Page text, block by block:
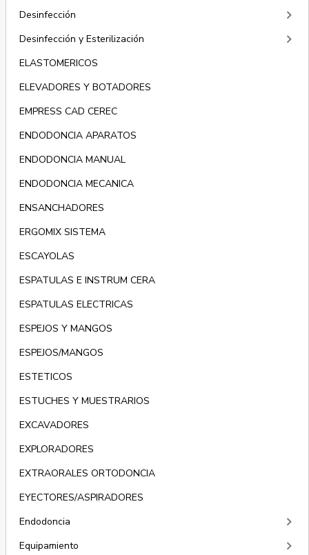
Desinfección keyboard_arrow_right
Desinfección y Esterilización keyboard_arrow_right
ELASTOMERICOS
ELEVADORES Y BOTADORES
EMPRESS CAD CEREC
ENDODONCIA APARATOS
ENDODONCIA MANUAL
ENDODONCIA MECANICA
ENSANCHADORES
ERGOMIX SISTEMA
ESCAYOLAS
ESPATULAS E INSTRUM CERA
ESPATULAS ELECTRICAS
ESPEJOS Y MANGOS
ESPEJOS/MANGOS
ESTETICOS
ESTUCHES Y MUESTRARIOS
EXCAVADORES
EXPLORADORES
EXTRAORALES ORTODONCIA
EYECTORES/ASPIRADORES
Endodoncia
keyboard_arrow_right
Equipamiento keyboard_arrow_right